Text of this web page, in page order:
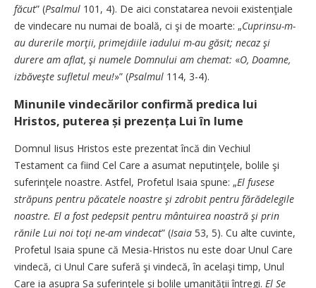
făcut” (Psalmul 101, 4). De aici constatarea nevoii existenţiale
de vindecare nu numai de boală, ci şi de moarte: „Cuprinsu-m-
au durerile morţii, primejdiile iadului m-au găsit; necaz şi
durere am aflat, şi numele Domnului am chemat: «O, Doamne,
izbăveşte sufletul meu!»” (Psalmul 114, 3-4).
Minunile vindecărilor confirmă predica lui
Hristos, puterea și prezența Lui în lume
Domnul Iisus Hristos este prezentat încă din Vechiul
Testament ca fiind Cel Care a asumat neputinţele, bolile şi
suferinţele noastre. Astfel, Profetul Isaia spune: „El fusese
străpuns pentru păcatele noastre şi zdrobit pentru fărădelegile
noastre. El a fost pedepsit pentru mântuirea noastră şi prin
rănile Lui noi toţi ne-am vindecat” (Isaia 53, 5). Cu alte cuvinte,
Profetul Isaia spune că Mesia-Hristos nu este doar Unul Care
vindecă, ci Unul Care suferă şi vindecă, în acelaşi timp, Unul
Care ia asupra Sa su­ferinţele şi bolile umanităţii întregi. El Se